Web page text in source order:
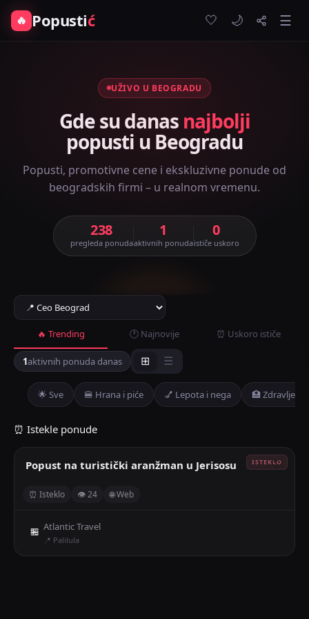
🔥 Popustić 🤍 🌙 ☰
UŽIVO U BEOGRADU
Gde su danas najbolji
popusti u Beogradu
Popusti, promotivne cene i ekskluzivne ponude od
beogradskih firmi – u realnom vremenu.
238
pregleda ponuda
1
aktivnih ponuda
0
ističe uskoro
🔥 Trending 🕐 Najnovije ⏰ Uskoro ističe
1aktivnih ponuda danas ⊞ ☰
🌟 Sve 🍔 Hrana i piće 💅 Lepota i nega 🏥 Zdravlje
⏰ Istekle ponude
Popust na turistički aranžman u Jerisosu 🤍
⏰ Isteklo 👁 24 🌐 Web
🏪 Atlantic Travel
📍 Palilula